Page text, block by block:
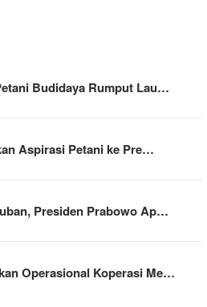
Budidaya Rumput Lau…
Aspirasi Petani ke Pre…
Presiden Prabowo Ap…
Operasional Koperasi Me…